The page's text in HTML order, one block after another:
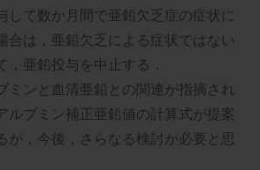
して数か月間で亜鉛欠乏症の症状に
合は，亜鉛欠乏による症状ではない
，亜鉛投与を中止する．
ミンと血清亜鉛との関連が指摘され
ルブミン補正亜鉛値の計算式が提案
が，今後，さらなる検討が必要と思